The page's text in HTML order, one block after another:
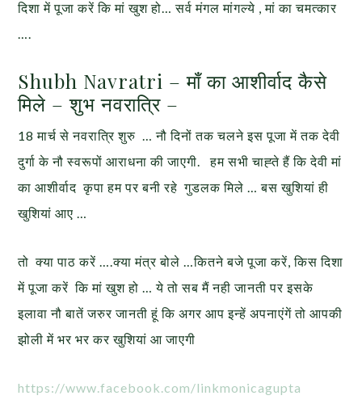
दिशा में पूजा करें कि मां खुश हो… सर्व मंगल मांगल्ये , मां का चमत्कार
Shubh Navratri – माँ का आशीर्वाद कैसे
मिले – शुभ नवरात्रि –
18 मार्च से नवरात्रि शुरु … नौ दिनों तक चलने इस पूजा में तक देवी
दुर्गा के नौ स्वरूपों आराधना की जाएगी. हम सभी चाह्ते हैं कि देवी मां
का आशीर्वाद कृपा हम पर बनी रहे गुडलक मिले … बस खुशियां ही
खुशियां आए …
तो क्या पाठ करें ….क्या मंत्र बोले …कितने बजे पूजा करें, किस दिशा
में पूजा करें कि मां खुश हो … ये तो सब मैं नही जानती पर इसके
इलावा नौ बातें जरुर जानती हूं कि अगर आप इन्हें अपनाएंगें तो आपकी
झोली में भर भर कर खुशियां आ जाएगी
https://www.facebook.com/linkmonicagupta